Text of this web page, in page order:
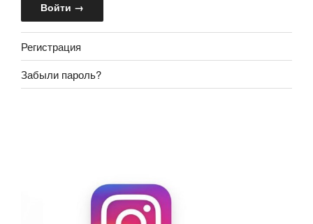
Регистрация
Забыли пароль?